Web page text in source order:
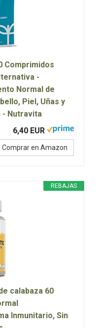
Comprimidos
-
Normal de
Piel, Uñas y
- Nutravita
6,40 EUR
Comprar en Amazon
REBAJAS
calabaza 60
Inmunitario, Sin